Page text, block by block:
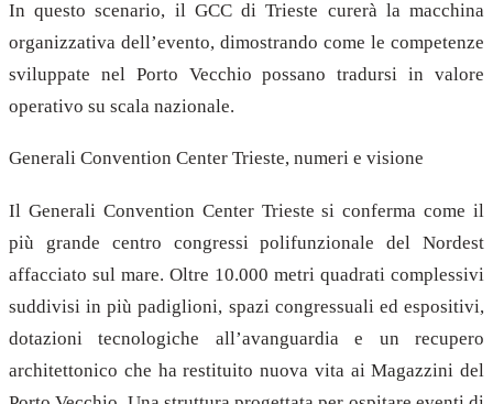
In questo scenario, il GCC di Trieste curerà la macchina
organizzativa dell’evento, dimostrando come le competenze
sviluppate nel Porto Vecchio possano tradursi in valore
operativo su scala nazionale.
Generali Convention Center Trieste, numeri e visione
Il Generali Convention Center Trieste si conferma come il
più grande centro congressi polifunzionale del Nordest
affacciato sul mare. Oltre 10.000 metri quadrati complessivi
suddivisi in più padiglioni, spazi congressuali ed espositivi,
dotazioni tecnologiche all’avanguardia e un recupero
architettonico che ha restituito nuova vita ai Magazzini del